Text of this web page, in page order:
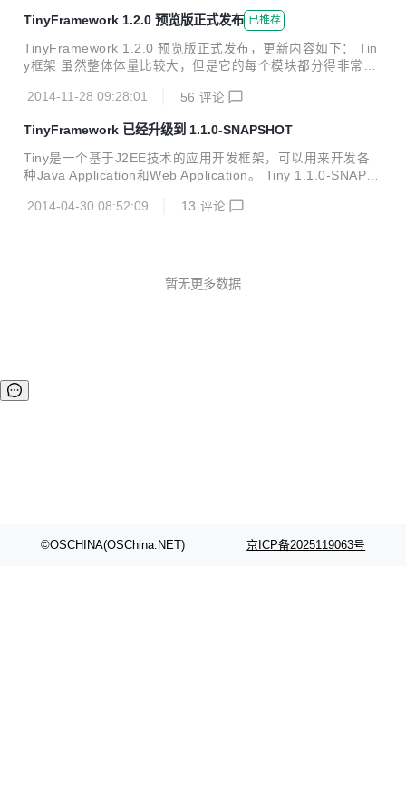
有需求，和改进，有BUG，目前除了20多个无期的需求之
外，已经全部处理完毕。这里面大部分是我们自己提出的，也
有相当多的由我们的用户及广大开源爱好者们提出的，在此感
谢他们对我们的支持。 Commits情况：主工程总共的提交数
是1710个，贡献者12，除了synyr人员之外，我们可以看到越
来越多的人直接为我们提交PullRequest，感谢所...
TinyFramework 1.2.0 预览版正式发布 已推荐
TinyFramework 1.2.0 预览版正式发布，更新内容如下： Tin
y框架 虽然整体体量比较大，但是它的每个模块都分得非常
通过扩展可以不断的提升系统的处理能力 它的工具已经非常强
ervlet，不管是流程组件还是UI组件，还是UI组件包等等都是
可以自组装的 在Tiny的世界中Web工程只是个集合，除了配
置文件和Pom依赖，不应该有其它东西 支持水平扩展，同时
可以支持7*24小时运行 开始团队由金字塔向哑铃型转变，高
低水平者各司其职 绝大多数情况下，要做的只是依赖，而不需
2014-11-28 09:28:01 56 评论
TinyFramework 已经升级到 1.1.0-SNAPSHOT
Tiny是一个基于J2EE技术的应用开发框架，可以用来开发各
种Java Application和Web Application。 Tiny 1.1.0-SNAPS
块的增加： 增加了Xml的Schema定义文件 增加DBF文件读
重构，添加M,B,G不支持的异常提示信息 - 添加日志信息 - lin
2014-04-30 08:52:09 13 评论
暂无更多数据
©OSCHINA(OSChina.NET) 京ICP备2025119063号